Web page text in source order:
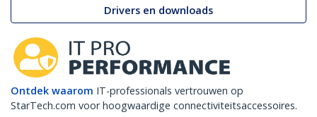
Drivers en downloads
Ontdek waarom IT-professionals vertrouwen op
StarTech.com voor hoogwaardige connectiviteitsaccessoires.